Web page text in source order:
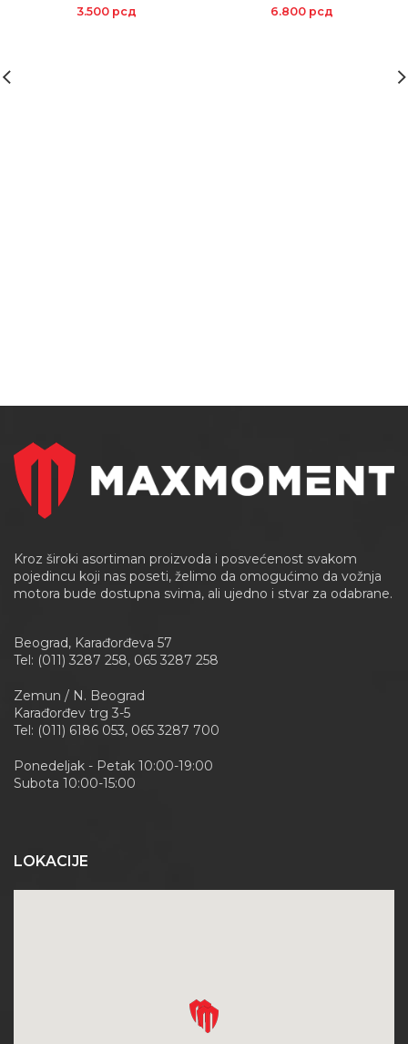
3.500 рсд
6.800 рсд
Kroz široki asortiman proizvoda i posvećenost svakom
pojedincu koji nas poseti, želimo da omogućimo da vožnja
motora bude dostupna svima, ali ujedno i stvar za odabrane.
Beograd, Karađorđeva 57
Tel: (011) 3287 258, 065 3287 258
Zemun / N. Beograd
Karađorđev trg 3-5
Tel: (011) 6186 053, 065 3287 700
Ponedeljak - Petak 10:00-19:00
Subota 10:00-15:00
LOKACIJE